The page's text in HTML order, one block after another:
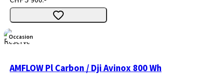
Réservé
Occasion
AMFLOW Pl Carbon / Dji Avinox 800 Wh